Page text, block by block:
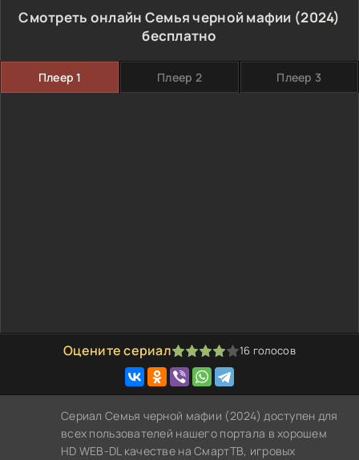
Смотреть онлайн Семья черной мафии (2024)
бесплатно
Плеер 1 Плеер 2 Плеер 3
Оцените сериал
1 2 3 4 5 16 голосов
Сериал Семья черной мафии (2024) доступен для
всех пользователей нашего портала в хорошем
HD WEB-DL качестве на СмартТВ, игровых